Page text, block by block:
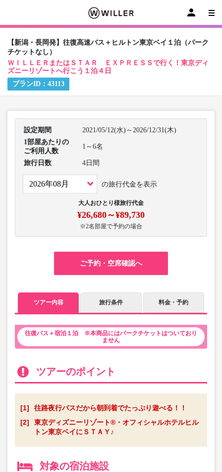
【新潟・長岡発】往復高速バス＋ヒルトン東京ベイ１泊（パーク
チケットなし）
ＷＩＬＬＥＲまたはＳＴＡＲ ＥＸＰＲＥＳＳで行く！東京ディ
ズニーリゾートへ行こう１泊４日
プランID： 43113
設定期間
2021/05/12(水)～2026/12/31(木)
1部屋あたりの
ご利用人数
1～6名
旅行日数 4日間
の旅行代金を表示
大人おひとり様旅行代金
¥26,680～¥89,730
※2名部屋で予約の場合
ご予約・空席確認へ
ツアー内容 旅行条件 料金・予約
往復バス＋宿泊１泊 ※本商品にはパークチケットはついており
ません
ツアーのポイント
[1]
往路夜行バスだから朝到着でたっぷり遊べる！！
[2]
東京ディズニーリゾート®・オフィシャルホテルヒル
トン東京ベイにＳＴＡＹ♪
対象の宿泊施設